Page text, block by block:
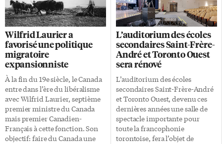
Wilfrid Laurier a
favorisé une politique
migratoire
expansionniste
À la fin du 19e siècle, le Canada
entre dans l’ère du libéralisme
avec Wilfrid Laurier, septième
premier ministre du Canada
mais premier Canadien-
Français à cette fonction. Son
objectif: faire du Canada une
L’auditorium des écoles
secondaires Saint-Frère-
André et Toronto Ouest
sera rénové
L’auditorium des écoles
secondaires Saint-Frère-André
et Toronto Ouest, devenu ces
dernières années une salle de
spectacle importante pour
toute la francophonie
torontoise, fera l’objet de